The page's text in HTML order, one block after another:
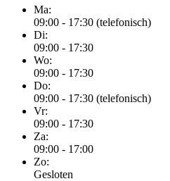
Ma:
09:00 - 17:30 (telefonisch)
Di:
09:00 - 17:30
Wo:
09:00 - 17:30
Do:
09:00 - 17:30 (telefonisch)
Vr:
09:00 - 17:30
Za:
09:00 - 17:00
Zo:
Gesloten